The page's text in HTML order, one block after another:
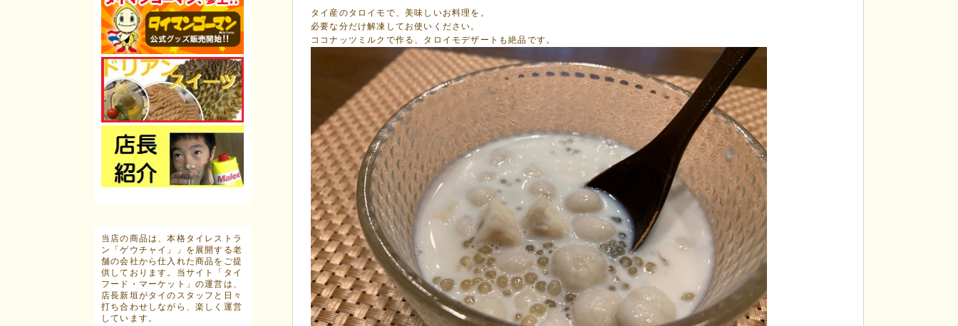
タイ産のタロイモで、美味しいお料理を。
必要な分だけ解凍してお使いください。
ココナッツミルクで作る、タロイモデザートも絶品です。
当店の商品は、本格タイレストラ
ン「ゲウチャイ」」を展開する老
舗の会社から仕入れた商品をご提
供しております。当サイト「タイ
フード・マーケット」の運営は、
店長新垣がタイのスタッフと日々
打ち合わせしながら、楽しく運営
しています。